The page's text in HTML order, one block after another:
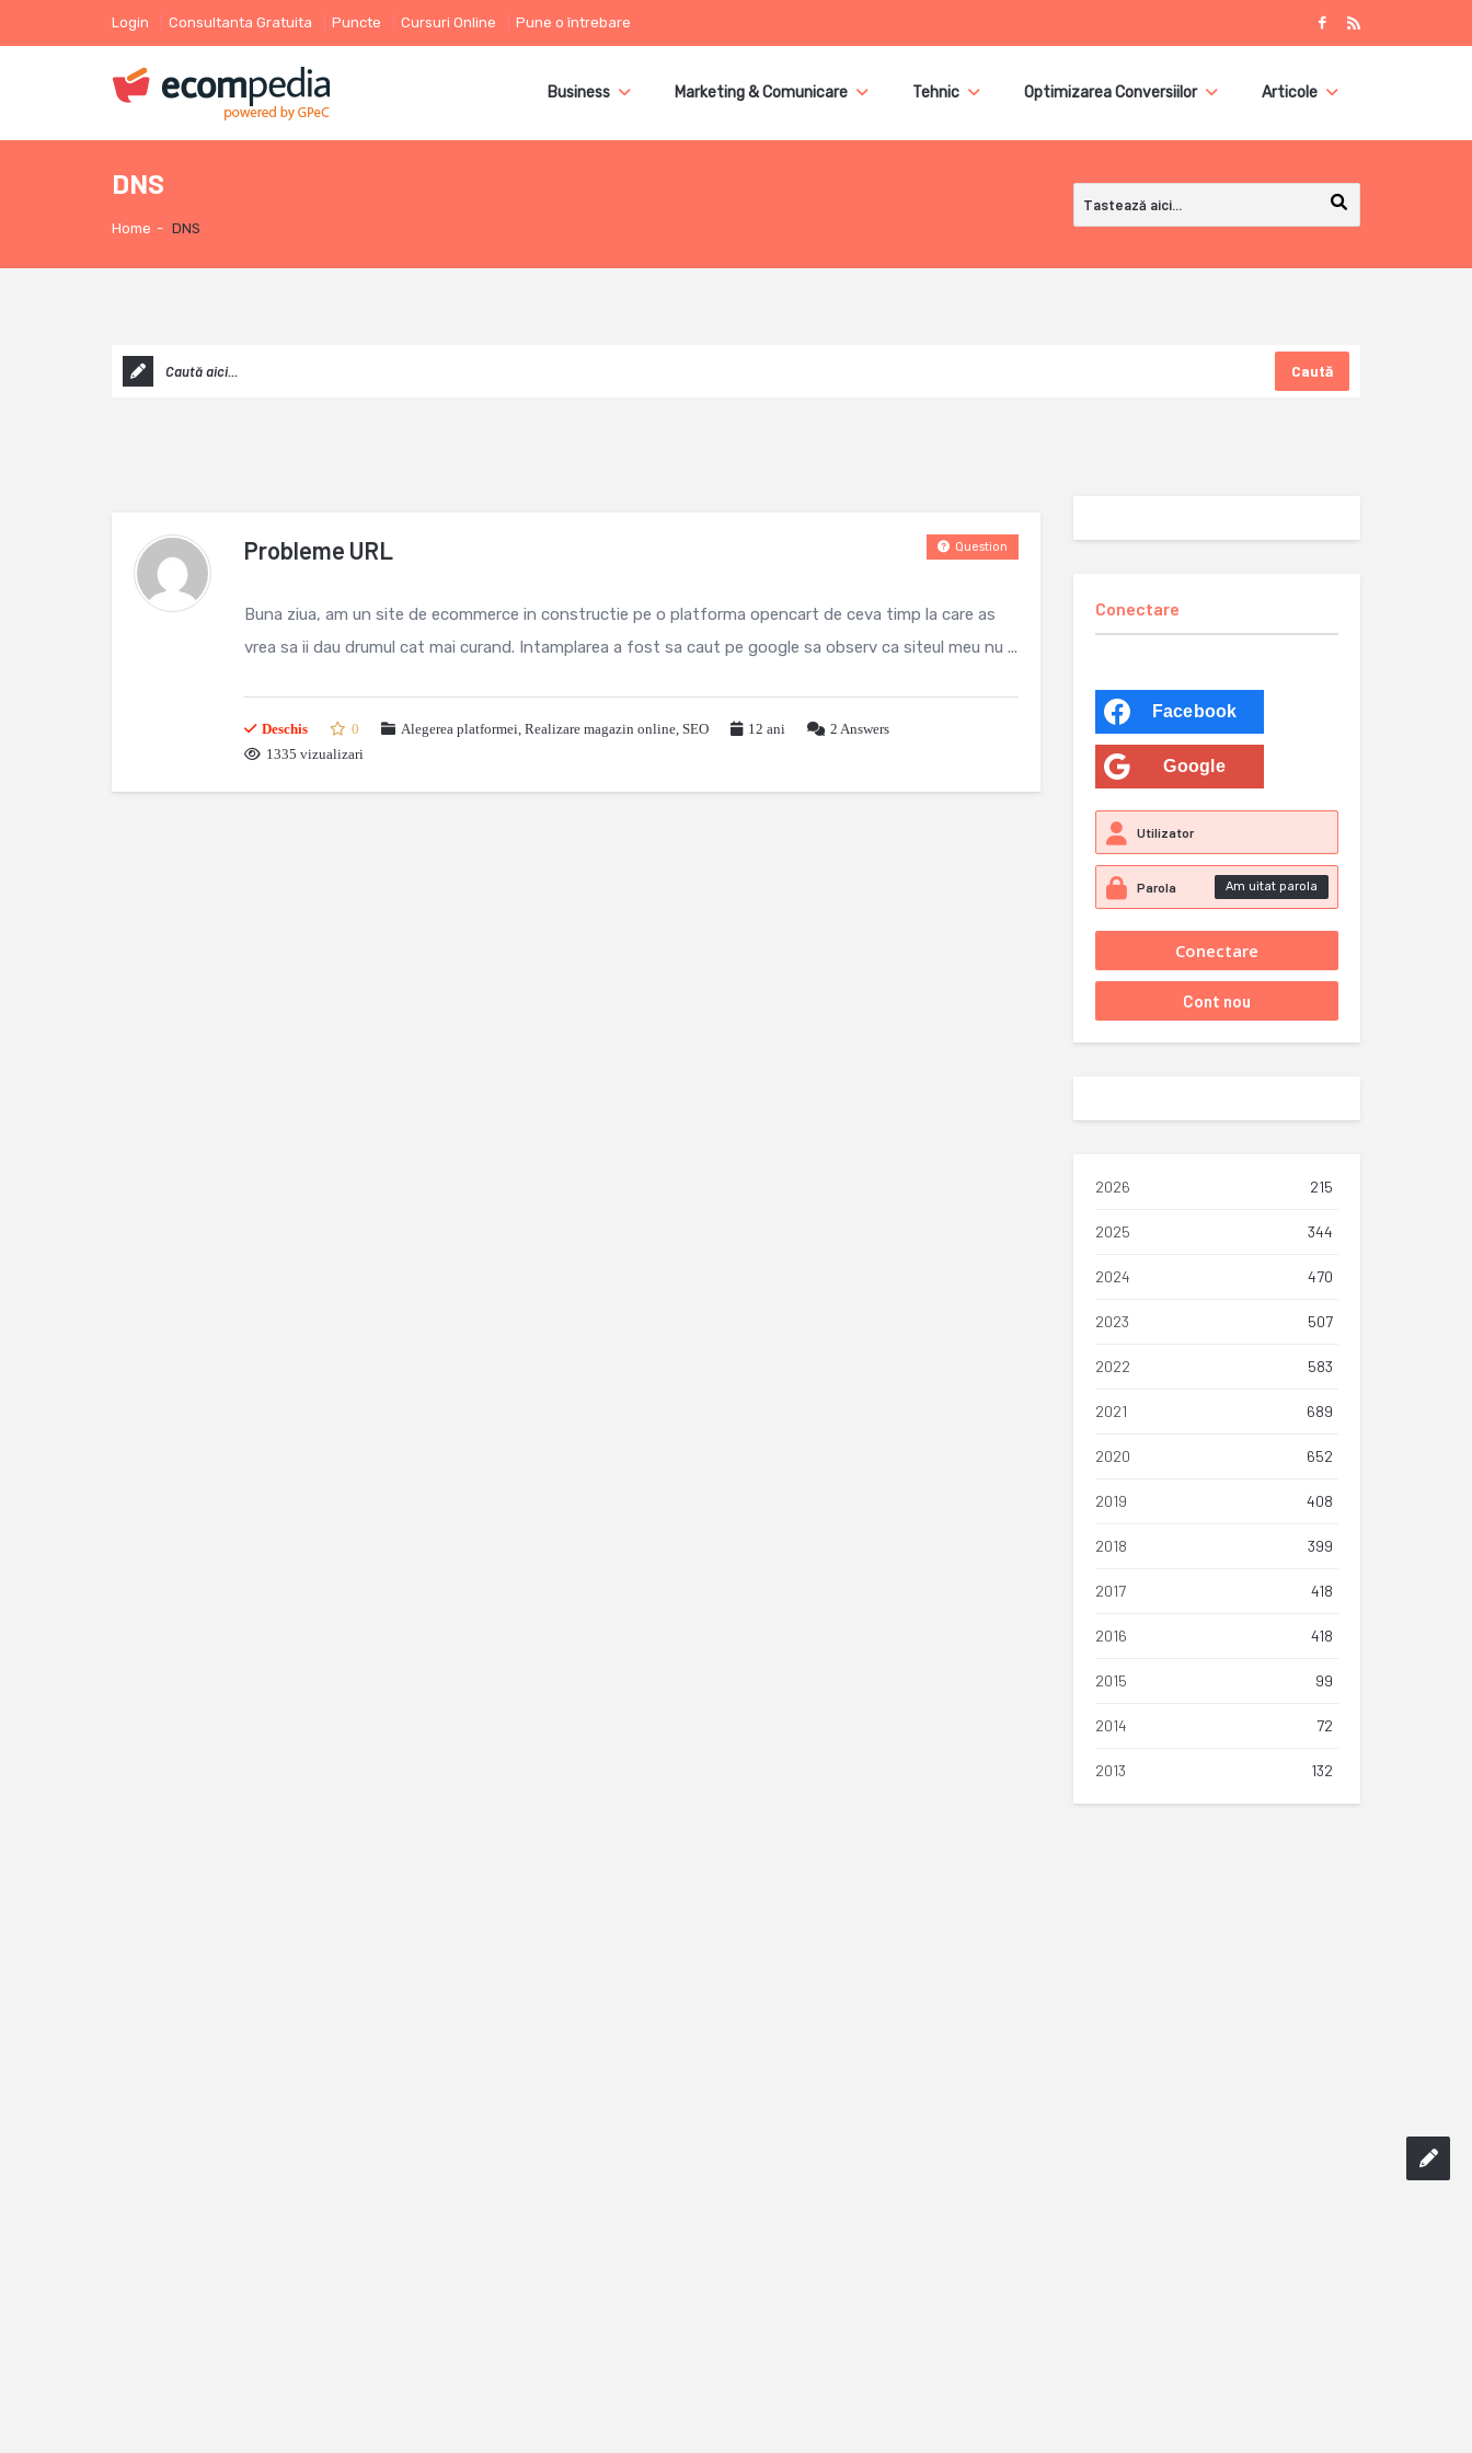
Login Consultanta Gratuita Puncte Cursuri Online Pune o întrebare
Business Marketing & Comunicare Tehnic Optimizarea Conversiilor Articole
DNS
Home - DNS
Caută
Probleme URL Question
Buna ziua, am un site de ecommerce in constructie pe o platforma opencart de ceva timp la care as
vrea sa ii dau drumul cat mai curand. Intamplarea a fost sa caut pe google sa observ ca siteul meu nu ...
Deschis 0 Alegerea platformei, Realizare magazin online, SEO 12 ani 2 Answers
1335 vizualizari
Conectare
Facebook
Google
Am uitat parola
2026 215
2025 344
2024 470
2023 507
2022 583
2021 689
2020 652
2019 408
2018 399
2017 418
2016 418
2015 99
2014 72
2013 132